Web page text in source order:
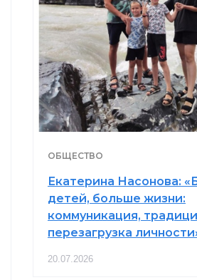
ОБЩЕСТВО
Екатерина Насонова:
детей, больше жизни:
коммуникация,
перезагрузка
20.07.2026